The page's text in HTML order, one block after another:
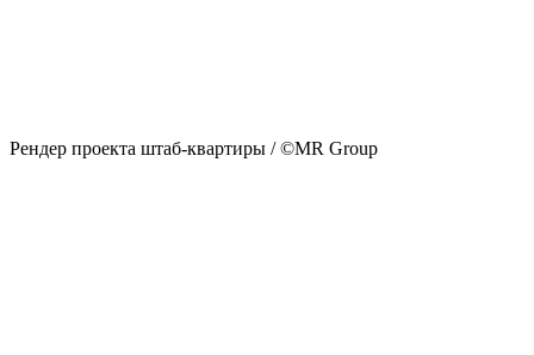
Рендер проекта штаб-квартиры / ©MR Group